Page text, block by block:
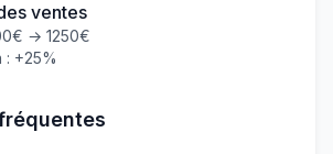
ventes
→ 1250€
: +25%